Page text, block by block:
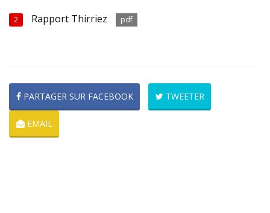
2 Rapport Thirriez pdf
PARTAGER SUR FACEBOOK TWEETER
EMAIL